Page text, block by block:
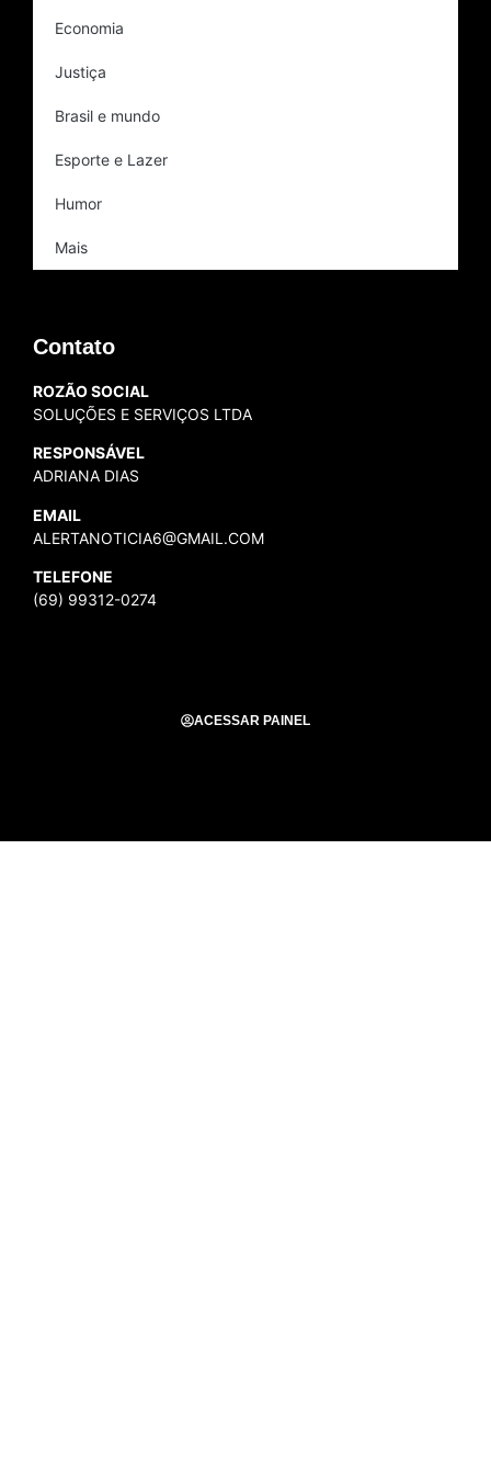
Economia
Justiça
Brasil e mundo
Esporte e Lazer
Humor
Mais
Contato
ROZÃO SOCIAL
SOLUÇÕES E SERVIÇOS LTDA
RESPONSÁVEL
ADRIANA DIAS
EMAIL
ALERTANOTICIA6@GMAIL.COM
TELEFONE
(69) 99312-0274
ACESSAR PAINEL